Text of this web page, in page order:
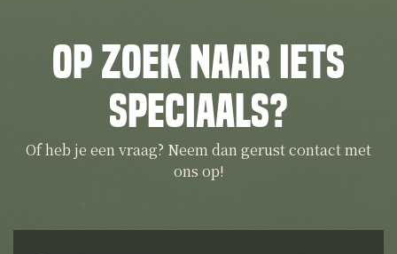
Op zoek naar iets
speciaals?
Of heb je een vraag? Neem dan gerust contact met
ons op!